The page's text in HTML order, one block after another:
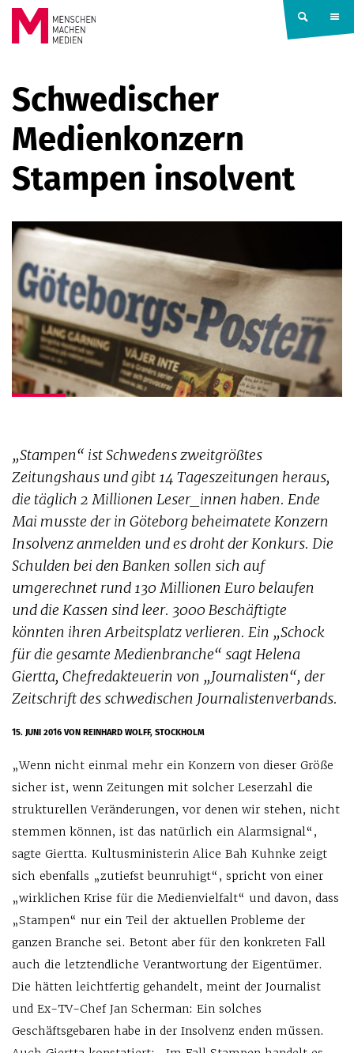
Springe zum Inhalt
MACHEN
MEDIEN
Schwedischer
Medienkonzern
Stampen insolvent
„Stampen“ ist Schwedens zweitgrößtes
Zeitungshaus und gibt 14 Tageszeitungen heraus,
die täglich 2 Millionen Leser_innen haben. Ende
Mai musste der in Göteborg beheimatete Konzern
Insolvenz anmelden und es droht der Konkurs. Die
Schulden bei den Banken sollen sich auf
umgerechnet rund 130 Millionen Euro belaufen
und die Kassen sind leer. 3000 Beschäftigte
könnten ihren Arbeitsplatz verlieren. Ein „Schock
für die gesamte Medienbranche“ sagt Helena
Giertta, Chefredakteuerin von „Journalisten“, der
Zeitschrift des schwedischen Journalistenverbands.
15. JUNI 2016VON REINHARD WOLFF, STOCKHOLM
„Wenn nicht einmal mehr ein Konzern von dieser Größe
sicher ist, wenn Zeitungen mit solcher Leserzahl die
strukturellen Veränderungen, vor denen wir stehen, nicht
stemmen können, ist das natürlich ein Alarmsignal“,
sagte Giertta. Kultusministerin Alice Bah Kuhnke zeigt
sich ebenfalls „zutiefst beunruhigt“, spricht von einer
„wirklichen Krise für die Medienvielfalt“ und davon, dass
„Stampen“ nur ein Teil der aktuellen Probleme der
ganzen Branche sei. Betont aber für den konkreten Fall
auch die letztendliche Verantwortung der Eigentümer.
Die hätten leichtfertig gehandelt, meint der Journalist
und Ex-TV-Chef Jan Scherman: Ein solches
Geschäftsgebaren habe in der Insolvenz enden müssen.